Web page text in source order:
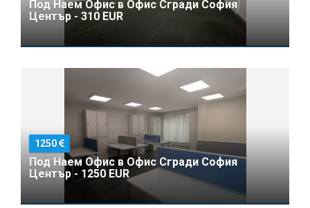
Под Наем Офис в Офис Сгради София
Център - 310 EUR
1250
Под Наем Офис в Офис Сгради София
Център - 1250 EUR